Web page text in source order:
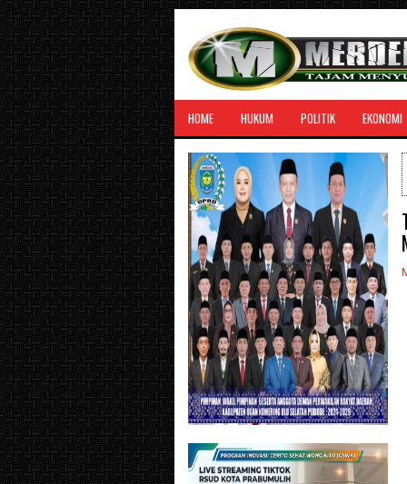
HOME HUKUM POLITIK EKONOMI